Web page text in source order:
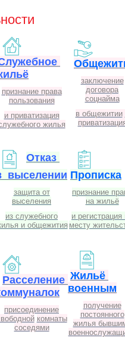
признание права
пользования
и приватизация
жилья
заключение
договора
соцнайма
в общежитии
Отказ
выселении
защита от
выселения
из служебного
и общежития
Прописка
признание
на жильё
и регистрация
месту
Расселение
присоединение
комнаты
соседями
Жильё
военным
получение
постоянного
жилья